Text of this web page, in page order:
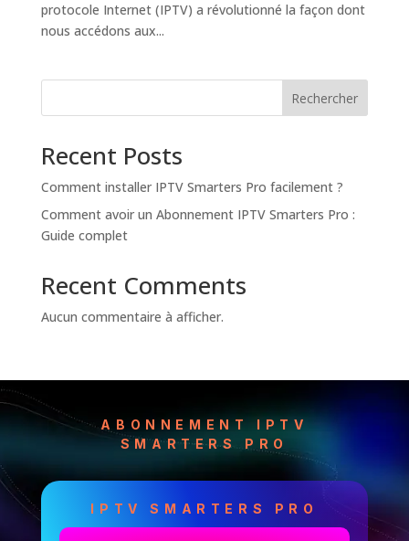
protocole Internet (IPTV) a révolutionné la façon dont
nous accédons aux...
Rechercher
Recent Posts
Comment installer IPTV Smarters Pro facilement ?
Comment avoir un Abonnement IPTV Smarters Pro :
Guide complet
Recent Comments
Aucun commentaire à afficher.
ABONNEMENT IPTV
SMARTERS PRO
IPTV SMARTERS PRO